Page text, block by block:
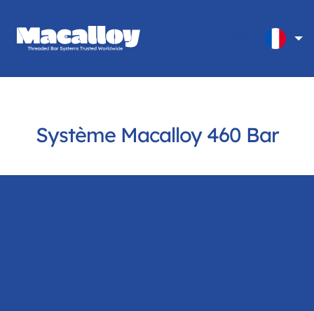
Système Macalloy 460 Bar